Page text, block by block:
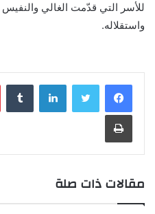
للأسر التي قدّمت الغالي
واستقلاله.
لينكدإن
مقالات ذات صلة